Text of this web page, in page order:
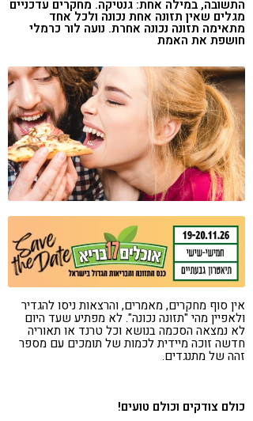
קורונה
טבעונות
התשובה, במילה אחת: גנטיקה. מחקרים עדכניים
מגלים שאין תזונה אחת נכונה ולכל אחד
מתאימה תזונה נכונה אחרת. נועה לור כרמלי
חושפת את האמת
אין סוף מחקרים, מאמרים, והרצאות ניסו להגדיר
ולאפיין מהי "תזונה נכונה". לא מפתיע שעד היום
לא נמצאה הסכמה בנושא וכל טרנד או תאוריה
חדשה זוכה מיידית לכמות של תומכים עם מספר
זהה של מתנגדים.
כולם צודקים וכולם טועים!